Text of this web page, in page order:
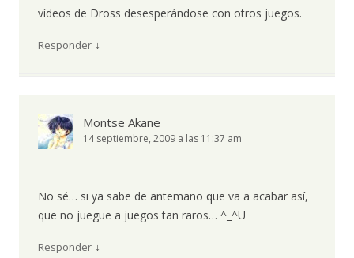
vídeos de Dross desesperándose con otros juegos.
Responder ↓
Montse Akane
14 septiembre, 2009 a las 11:37 am
No sé… si ya sabe de antemano que va a acabar así,
que no juegue a juegos tan raros… ^_^U
Responder ↓